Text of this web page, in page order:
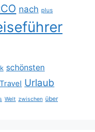
nach plus
schönsten
Travel Urlaub
Welt zwischen über